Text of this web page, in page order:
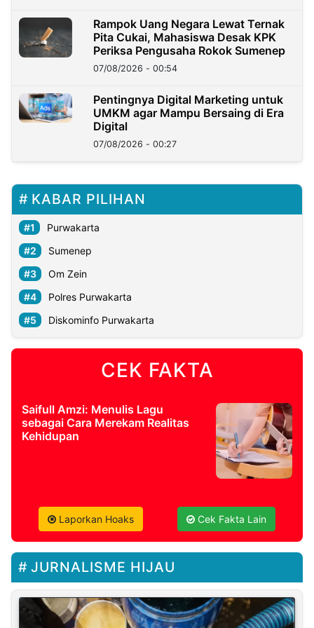
Rampok Uang Negara Lewat Ternak
Pita Cukai, Mahasiswa Desak KPK
Periksa Pengusaha Rokok Sumenep
07/08/2026 - 00:54
Pentingnya Digital Marketing untuk
UMKM agar Mampu Bersaing di Era
Digital
07/08/2026 - 00:27
KABAR PILIHAN
Purwakarta
Sumenep
Om Zein
Polres Purwakarta
Diskominfo Purwakarta
CEK FAKTA
Saifull Amzi: Menulis Lagu
sebagai Cara Merekam Realitas
Kehidupan
Laporkan Hoaks Cek Fakta Lain
JURNALISME HIJAU